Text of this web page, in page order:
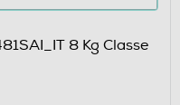
8 Kg Classe